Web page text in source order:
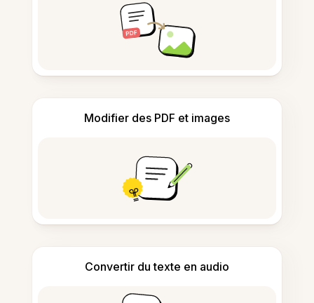
Modifier des PDF et images
Convertir du texte en audio